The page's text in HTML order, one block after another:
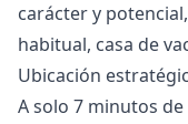
carácter y
habitual, casa de
Ubicación
A solo 7 minutos